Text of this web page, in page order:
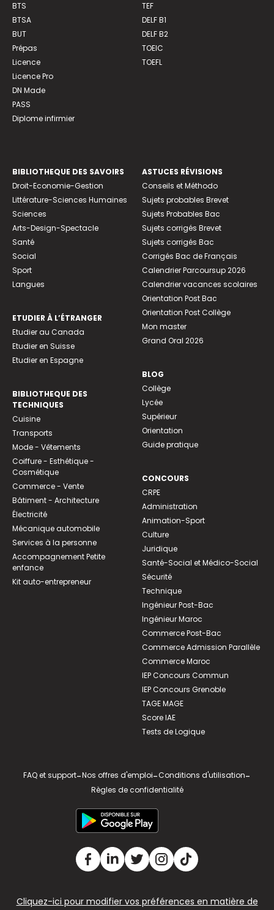
BTS
BTSA
BUT
Prépas
Licence
Licence Pro
DN Made
PASS
Diplome infirmier
TEF
DELF B1
DELF B2
TOEIC
TOEFL
BIBLIOTHEQUE DES SAVOIRS
Droit-Economie-Gestion
Littérature-Sciences Humaines
Sciences
Arts-Design-Spectacle
Santé
Social
Sport
Langues
ETUDIER À L’ÉTRANGER
Etudier au Canada
Etudier en Suisse
Etudier en Espagne
BIBLIOTHEQUE DES
TECHNIQUES
Cuisine
Transports
Mode - Vêtements
Coiffure - Esthétique -
Cosmétique
Commerce - Vente
Bâtiment - Architecture
Électricité
Mécanique automobile
Services à la personne
Accompagnement Petite
enfance
Kit auto-entrepreneur
ASTUCES RÉVISIONS
Conseils et Méthodo
Sujets probables Brevet
Sujets Probables Bac
Sujets corrigés Brevet
Sujets corrigés Bac
Corrigés Bac de Français
Calendrier Parcoursup 2026
Calendrier vacances scolaires
Orientation Post Bac
Orientation Post Collège
Mon master
Grand Oral 2026
BLOG
Collège
Lycée
Supérieur
Orientation
Guide pratique
CONCOURS
CRPE
Administration
Animation-Sport
Culture
Juridique
Santé-Social et Médico-Social
Sécurité
Technique
Ingénieur Post-Bac
Ingénieur Maroc
Commerce Post-Bac
Commerce Admission Parallèle
Commerce Maroc
IEP Concours Commun
IEP Concours Grenoble
TAGE MAGE
Score IAE
Tests de Logique
FAQ et support-Nos offres d'emploi-Conditions d'utilisation-
Règles de confidentialité
Cliquez-ici pour modifier vos préférences en matière de